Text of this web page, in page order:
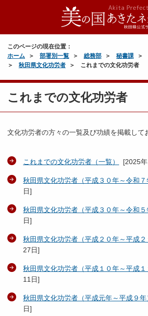
このページの現在位置：
ホーム
部署別一覧 総務部 秘書課
秋田県文化功労者
これまでの文化功労者
これまでの文化功労者
文化功労者の方々の一覧及び功績を掲載して
これまでの文化功労者（一覧） [2025
秋田県文化功労者（平成３０年～令和７
日]
秋田県文化功労者（平成３０年～令和５
日]
秋田県文化功労者（平成２０年～平成２
27日]
秋田県文化功労者（平成１０年～平成１
11日]
秋田県文化功労者（平成元年～平成９年
日]